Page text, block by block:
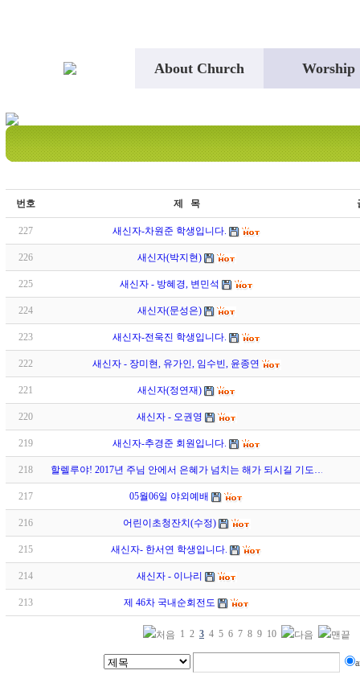
About Church Worship
번호 제 목
227 새신자-차원준 학생입니다.
226 새신자(박지현)
225 새신자 - 방혜경, 변민석
224 새신자(문성은)
223 새신자-전욱진 학생입니다.
222 새신자 - 장미현, 유가인, 임수빈, 윤종연
221 새신자(정연재)
220 새신자 - 오권영
219 새신자-추경준 회원입니다.
218 할렐루야! 2017년 주님 안에서 은혜가 넘치는 해가 되시길 기도…
217 05월06일 야외예배
216 어린이초청잔치(수정)
215 새신자- 한서연 학생입니다.
214 새신자 - 이나리
213 제 46차 국내순회전도
1 2 3 4 5 6 7 8 9 10